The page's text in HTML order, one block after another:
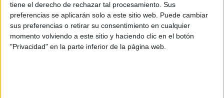
tiene el derecho de rechazar tal procesamiento. Sus
preferencias se aplicarán solo a este sitio web. Puede cambiar
sus preferencias o retirar su consentimiento en cualquier
momento volviendo a este sitio y haciendo clic en el botón
"Privacidad" en la parte inferior de la página web.
Términos y Condiciones de Uso
Aceptolos Términos y Condicionesde uso*